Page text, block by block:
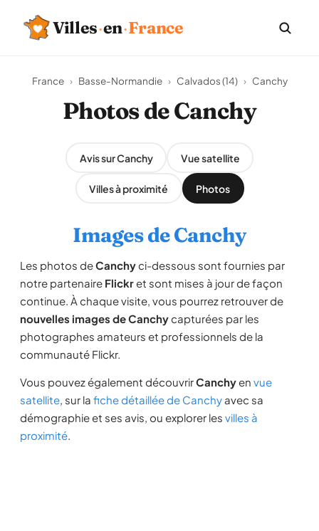
Villes·en·France
France › Basse-Normandie › Calvados (14) › Canchy
Photos de Canchy
Avis sur Canchy Vue satellite
Villes à proximité Photos
Images de Canchy
Les photos deCanchyci-dessous sont fournies par
notre partenaire Flickret sont mises à jour de façon
continue. À chaque visite, vous pourrez retrouver de
nouvelles images de Canchycapturées par les
photographes amateurs et professionnels de la
communauté Flickr.
Vous pouvez également découvrirCanchyen vue
satellite, sur la fiche détaillée de Canchy avec sa
démographie et ses avis, ou explorer les villes à
proximité.